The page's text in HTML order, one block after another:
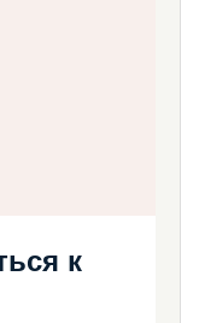
к